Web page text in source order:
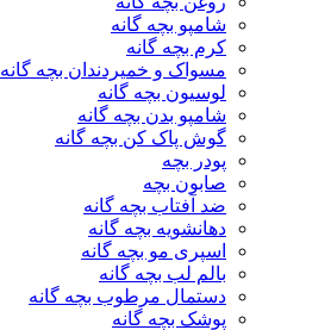
شامپو بچه گانه
کرم بچه گانه
مسواک و خمیردندان بچه گانه
لوسیون بچه گانه
شامپو بدن بچه گانه
گوش پاک کن بچه گانه
پودر بچه
صابون بچه
ضد آفتاب بچه گانه
دهانشویه بچه گانه
اسپری مو بچه گانه
بالم لب بچه گانه
دستمال مرطوب بچه گانه
پوشک بچه گانه